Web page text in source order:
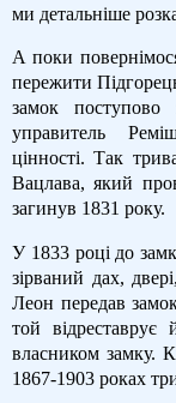
ми детальніше
А поки
пережити
замок поступово
управитель
цінності. Так
Вацлава, який
загинув 1831 року.
У 1833 році до
зірваний дах,
Леон передав
той
власником замку.
1867-1903 роках